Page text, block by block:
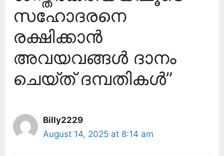
സഹോദരനെ
രക്ഷിക്കാൻ
അവയവങ്ങൾ ദാനം
ചെയ്ത് ദമ്പതികൾ”
Billy2229
August 14, 2025 at 8:14 am